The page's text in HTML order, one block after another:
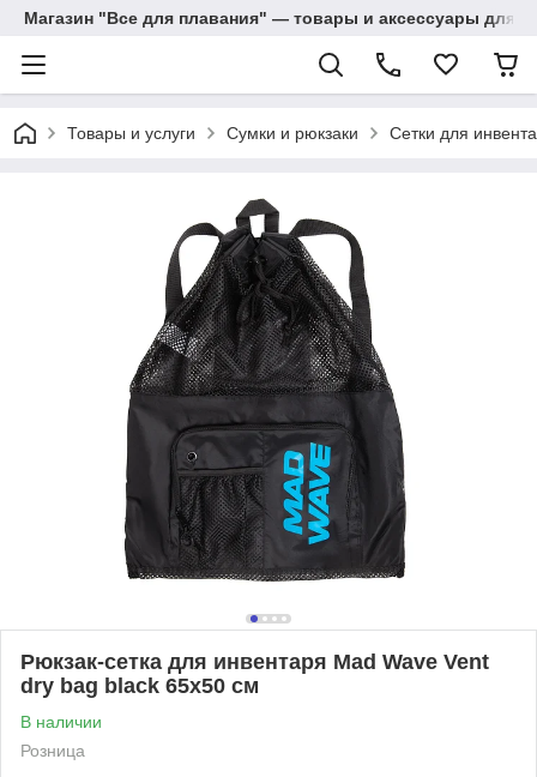
Магазин "Все для плавания" — товары и аксессуары для
Товары и услуги Сумки и рюкзаки Сетки для
Рюкзак-сетка для инвентаря Mad Wave Vent
dry bag black 65х50 см
В наличии
Розница